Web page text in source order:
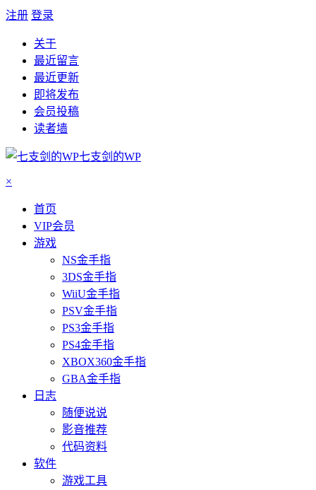
注册 登录
关于
最近留言
最近更新
即将发布
会员投稿
读者墙
七支剑的WP
×
首页
VIP会员
游戏
NS金手指
3DS金手指
WiiU金手指
PSV金手指
PS3金手指
PS4金手指
XBOX360金手指
GBA金手指
日志
随便说说
影音推荐
代码资料
软件
游戏工具